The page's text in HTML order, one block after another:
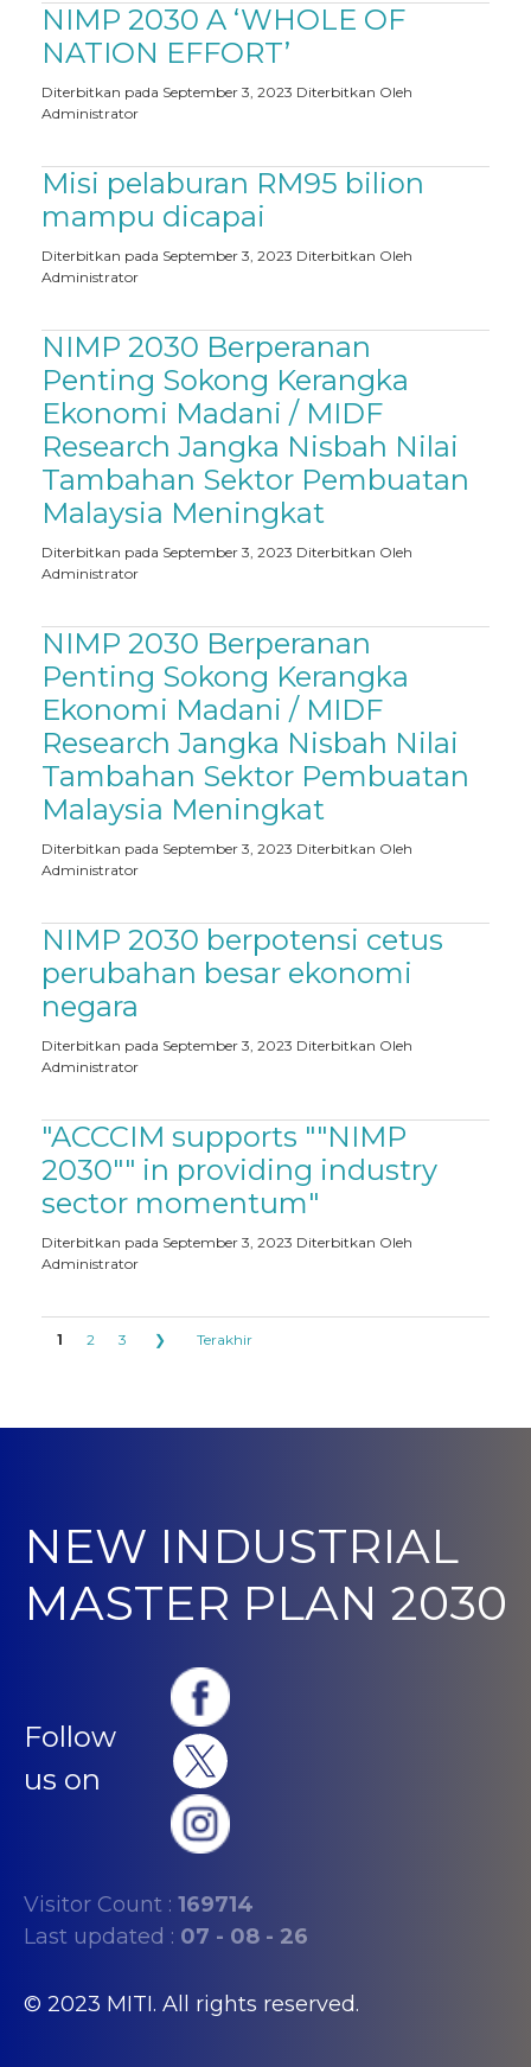
NIMP 2030 A ‘WHOLE OF
NATION EFFORT’
Diterbitkan pada September 3, 2023 Diterbitkan Oleh
Administrator
Misi pelaburan RM95 bilion
mampu dicapai
Diterbitkan pada September 3, 2023 Diterbitkan Oleh
Administrator
NIMP 2030 Berperanan
Penting Sokong Kerangka
Ekonomi Madani / MIDF
Research Jangka Nisbah Nilai
Tambahan Sektor Pembuatan
Malaysia Meningkat
Diterbitkan pada September 3, 2023 Diterbitkan Oleh
Administrator
NIMP 2030 Berperanan
Penting Sokong Kerangka
Ekonomi Madani / MIDF
Research Jangka Nisbah Nilai
Tambahan Sektor Pembuatan
Malaysia Meningkat
Diterbitkan pada September 3, 2023 Diterbitkan Oleh
Administrator
NIMP 2030 berpotensi cetus
perubahan besar ekonomi
negara
Diterbitkan pada September 3, 2023 Diterbitkan Oleh
Administrator
"ACCCIM supports ""NIMP
2030"" in providing industry
sector momentum"
Diterbitkan pada September 3, 2023 Diterbitkan Oleh
Administrator
1 2 3 ❯ Terakhir
NEW INDUSTRIAL
MASTER PLAN 2030
Follow
us on
Visitor Count : 169714
Last updated : 07 - 08 - 26
© 2023 MITI. All rights reserved.